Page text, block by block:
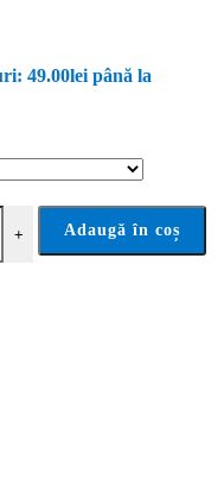
49.00lei până la
+ Adaugă în coș